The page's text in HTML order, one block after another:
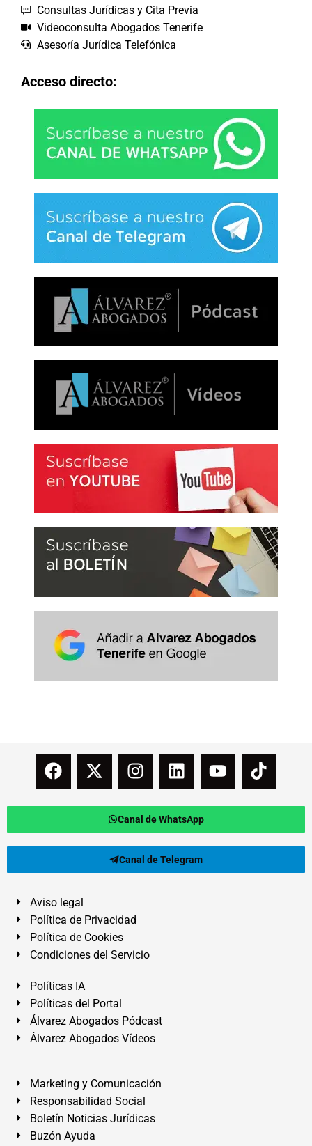
Consultas Jurídicas y Cita Previa
Videoconsulta Abogados Tenerife
Asesoría Jurídica Telefónica
Acceso directo:
Canal de WhatsApp
Canal de Telegram
Aviso legal
Política de Privacidad
Política de Cookies
Condiciones del Servicio
Políticas IA
Políticas del Portal
Álvarez Abogados Pódcast
Álvarez Abogados Vídeos
Marketing y Comunicación
Responsabilidad Social
Boletín Noticias Jurídicas
Buzón Ayuda